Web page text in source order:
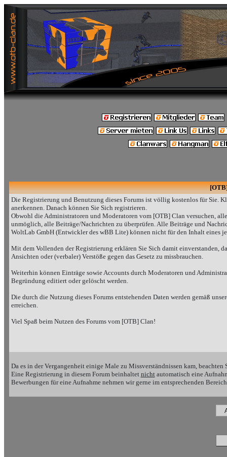
Die Registrierung und Benutzung dieses Forums ist völlig kostenlos für Sie.
anerkennen. Danach können Sie Sich registrieren.
Obwohl die Administratoren und Moderatoren vom [OTB] Clan versuchen,
unmöglich, alle Beiträge/Nachrichten zu überprüfen. Alle Beiträge und
WoltLab GmbH (Entwickler des wBB Lite) können nicht für den Inhalt eines
Mit dem Vollenden der Registrierung erklären Sie Sich damit einverstanden,
Ansichten oder (verbaler) Verstöße gegen das Gesetz zu missbrauchen.
Weiterhin können Einträge sowie Accounts durch Moderatoren und
Begründung editiert oder gelöscht werden.
Die durch die Nutzung dieses Forums entstehenden Daten werden gemäß
erreichen.
Viel Spaß beim Nutzen des Forums vom [OTB] Clan!
Da es in der Vergangenheit einige Male zu Missverständnissen kam,
Eine Registrierung in diesem Forum beinhaltet nichtautomatisch eine
Bewerbungen für eine Aufnahme nehmen wir gerne im entsprechenden